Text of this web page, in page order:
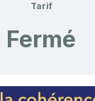
Tarif
Fermé